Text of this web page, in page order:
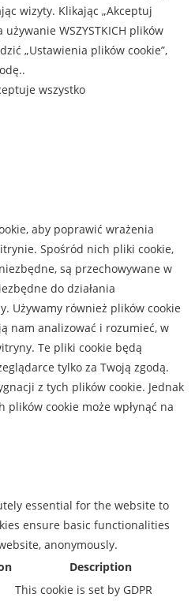
wizyty. Klikając „Akceptuj
WSZYSTKICH plików
„Ustawienia plików cookie”,
wszystko
aby poprawić wrażenia
Spośród nich pliki cookie,
są przechowywane w
do działania
Używamy również plików cookie
nam analizować i rozumieć, w
Te pliki cookie będą
tylko za Twoją zgodą.
z tych plików cookie. Jednak
plików cookie może wpłynąć na
essential for the website to
ensure basic functionalities
anonymously.
Description
This cookie is set by GDPR